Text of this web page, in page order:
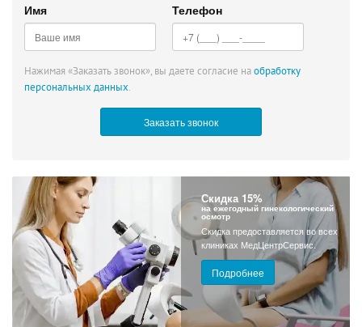
Имя
Телефон
Нажимая «Заказать звонок», вы даете согласие наобработку
персональных данных.
Скидка 15%
на ежегодный гинекологический
осмотр
Скидка предоставляется во всех
клиниках МедЦентрСервис.
Подробнее